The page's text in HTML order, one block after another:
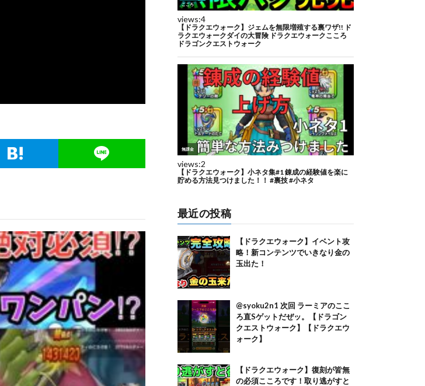
最近の投稿
【ドラクエウォーク】イベント攻
略！新コンテンツでいきなり金の
玉出た！
@syoku2n1 次回 ラーミアのここ
ろ直Sゲットだぜッ。【ドラゴン
クエストウォーク】【ドラクエウ
ォーク】
【ドラクエウォーク】復刻が皆無
の必須こころです！取り逃がすと